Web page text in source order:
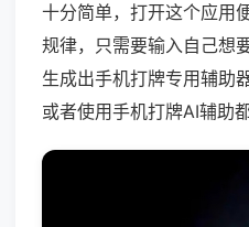
十分简单，打开这个应用
规律，只需要输入自己想
生成出手机打牌专用辅助
或者使用手机打牌AI辅助